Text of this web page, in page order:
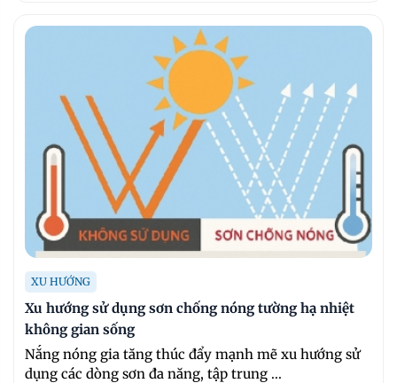
XU HƯỚNG
Xu hướng sử dụng sơn chống nóng tường hạ nhiệt
không gian sống
Nắng nóng gia tăng thúc đẩy mạnh mẽ xu hướng sử
dụng các dòng sơn đa năng, tập trung ...